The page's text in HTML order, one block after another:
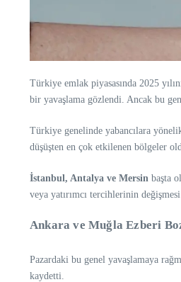
Türkiye emlak piyasasında 2025
bir yavaşlama gözlendi. Ancak bu
Türkiye genelinde yabancılara
düşüşten en çok etkilenen bölgeler
İstanbul, Antalya ve Mersin başta
veya yatırımcı tercihlerinin
Ankara ve Muğla Ezberi
Pazardaki bu genel yavaşlamaya
kaydetti.